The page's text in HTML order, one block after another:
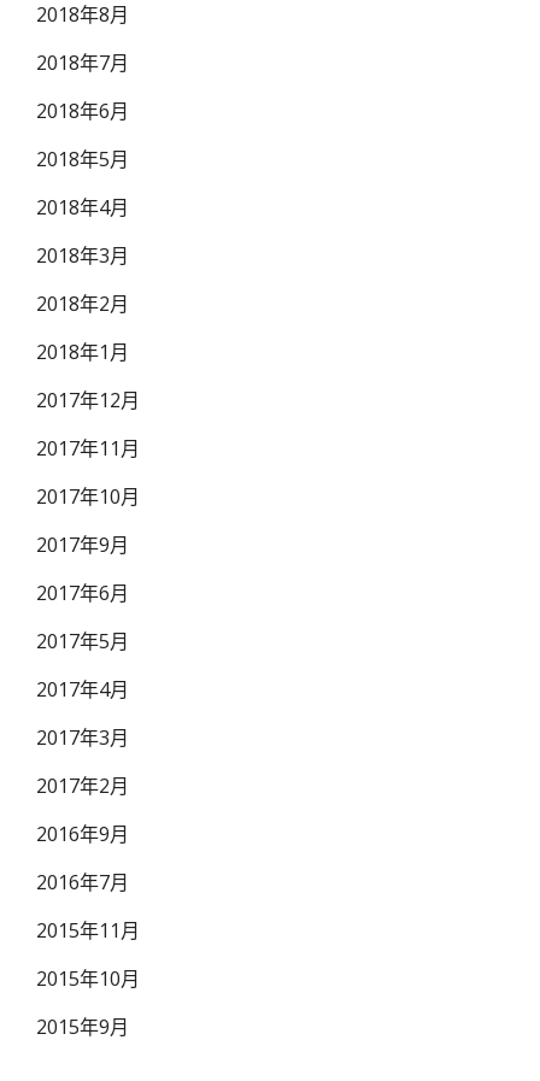
2018年8月
2018年7月
2018年6月
2018年5月
2018年4月
2018年3月
2018年2月
2018年1月
2017年12月
2017年11月
2017年10月
2017年9月
2017年6月
2017年5月
2017年4月
2017年3月
2017年2月
2016年9月
2016年7月
2015年11月
2015年10月
2015年9月